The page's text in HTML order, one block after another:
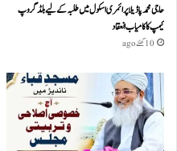
حاجی محمد پاڈیلا پرائمری اسکول میں طلبہ کے لیے بلڈ گروپ
کیمپ کا کامیاب انعقاد
10 گھنٹے ago